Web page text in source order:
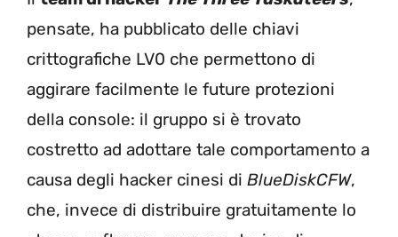
pensate, ha pubblicato delle chiavi
crittografiche LV0 che permettono di
aggirare facilmente le future protezioni
della console: il gruppo si è trovato
costretto ad adottare tale comportamento a
causa degli hacker cinesi di BlueDiskCFW,
che, invece di distribuire gratuitamente lo